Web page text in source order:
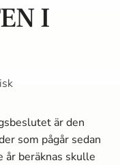
I
är den
som pågår sedan
år beräknas skulle